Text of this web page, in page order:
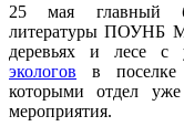
25 мая главный
литературы ПОУНБ
деревьях и лесе с
экологов в поселке
которыми отдел уже
мероприятия.